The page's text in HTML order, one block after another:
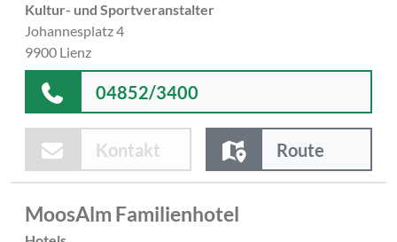
Kultur- und Sportveranstalter
Johannesplatz 4
9900 Lienz
04852/3400
Kontakt Route
MoosAlm Familienhotel